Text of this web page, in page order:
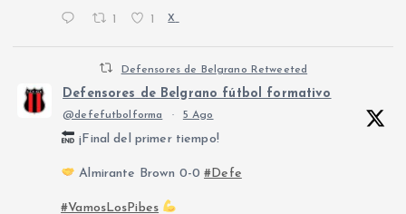
X
Defensores de Belgrano Retweeted
Defensores de Belgrano fútbol formativo
@defefutbolforma · 5 Ago
¡Final del primer tiempo!
Almirante Brown 0-0#Defe
#VamosLosPibes